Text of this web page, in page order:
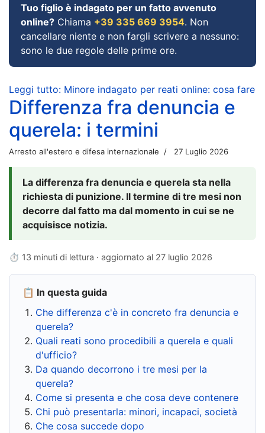
Tuo figlio è indagato per un fatto avvenuto
online? Chiama +39 335 669 3954. Non
cancellare niente e non fargli scrivere a nessuno:
sono le due regole delle prime ore.
Leggi tutto: Minore indagato per reati online: cosa fare
Differenza fra denuncia e
querela: i termini
Arresto all'estero e difesa internazionale 27 Luglio 2026
La differenza fra denuncia e querela sta nella
richiesta di punizione. Il termine di tre mesi non
decorre dal fatto ma dal momento in cui se ne
acquisisce notizia.
⏱ 13 minuti di lettura · aggiornato al 27 luglio 2026
📋 In questa guida
Che differenza c'è in concreto fra denuncia e
querela?
Quali reati sono procedibili a querela e quali
d'ufficio?
Da quando decorrono i tre mesi per la
querela?
Come si presenta e che cosa deve contenere
Chi può presentarla: minori, incapaci, società
Che cosa succede dopo